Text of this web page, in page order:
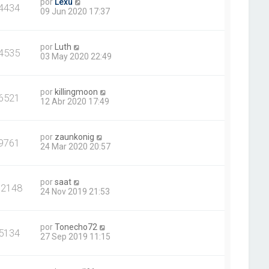
09 Jun 2020 17:37
porLuth
03 May 2020 22:49
porkillingmoon
12 Abr 2020 17:49
por zaunkonig
24 Mar 2020 20:57
porsaat
24 Nov 2019 21:53
5134 porTonecho72
27 Sep 2019 11:15